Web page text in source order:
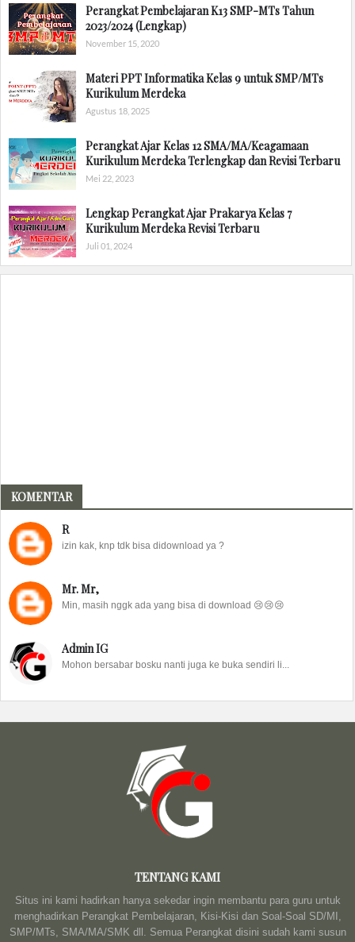
Perangkat Pembelajaran K13 SMP-MTs Tahun
2023/2024 (Lengkap)
November 15, 2020
Materi PPT Informatika Kelas 9 untuk SMP/MTs
Kurikulum Merdeka
Agustus 18, 2025
Perangkat Ajar Kelas 12 SMA/MA/Keagamaan
Kurikulum Merdeka Terlengkap dan Revisi Terbaru
Mei 22, 2023
Lengkap Perangkat Ajar Prakarya Kelas 7
Kurikulum Merdeka Revisi Terbaru
Juli 01, 2024
KOMENTAR
R
izin kak, knp tdk bisa didownload ya ?
Mr. Mr,
Min, masih nggk ada yang bisa di download 😢😢😢
Admin IG
Mohon bersabar bosku nanti juga ke buka sendiri li...
TENTANG KAMI
Situs ini kami hadirkan hanya sekedar ingin membantu para guru untuk
menghadirkan Perangkat Pembelajaran, Kisi-Kisi dan Soal-Soal SD/MI,
SMP/MTs, SMA/MA/SMK dll. Semua Perangkat disini sudah kami susun